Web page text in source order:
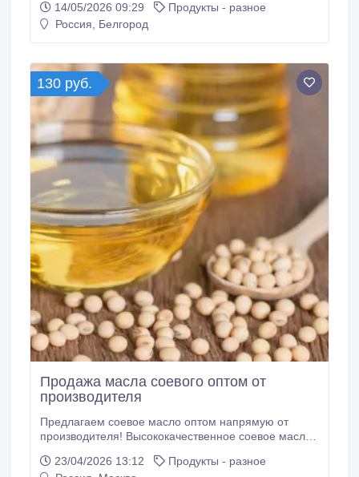
многолетним опытом переработки сахарной свеклы
и производства сахара. Предприятие входит в число
производителей сахара в России.
14/05/2026 09:29
Продукты - разное
Россия, Белгород
130 руб.
Продажа масла соевого оптом от
производителя
Предлагаем соевое масло оптом напрямую от
производителя! Высококачественное соевое масло,
200 кг Кубы по 1 тонне Масловозы по 22-25 тонн
23/04/2026 13:12
Продукты - разное